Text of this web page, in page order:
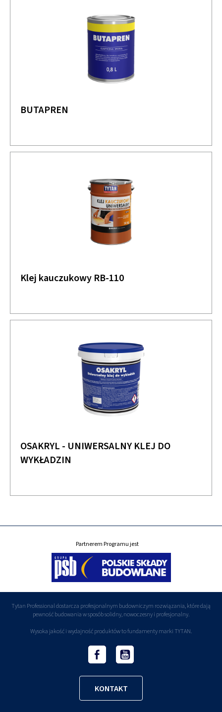
BUTAPREN
Klej kauczukowy RB-110
OSAKRYL - UNIWERSALNY KLEJ DO
WYKŁADZIN
Partnerem Programu jest
Tytan Professional dostarcza profesjonalnym budowniczym rozwiązania, które dają
pewność budowania w sposób solidny, nowoczesny i profesjonalny.
Wysoka jakość i wydajność produktów to fundamenty marki TYTAN.
KONTAKT